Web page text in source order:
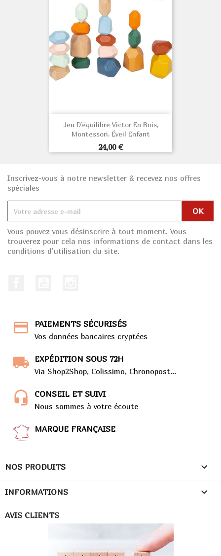
Jeu D'équilibre Victor En Bois,
Montessori, Éveil Enfant
Prix
24,00 €
Inscrivez-vous à notre newsletter & recevez nos offres
spéciales
Vous pouvez vous désinscrire à tout moment. Vous
trouverez pour cela nos informations de contact dans les
conditions d'utilisation du site.
PAIEMENTS SÉCURISÉS
Vos données bancaires cryptées
EXPÉDITION SOUS 72H
Via Shop2Shop, Colissimo, Chronopost...
CONSEIL ET SUIVI
Nous sommes à votre écoute
MARQUE FRANÇAISE
NOS PRODUITS 
INFORMATIONS 
AVIS CLIENTS